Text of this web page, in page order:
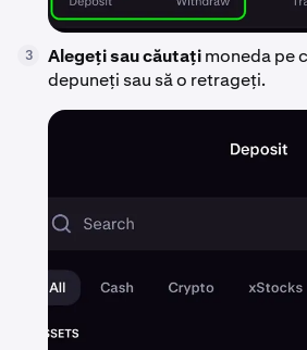
3 Alegeți sau căutațimoneda pe
depuneți sau să o retrageți.